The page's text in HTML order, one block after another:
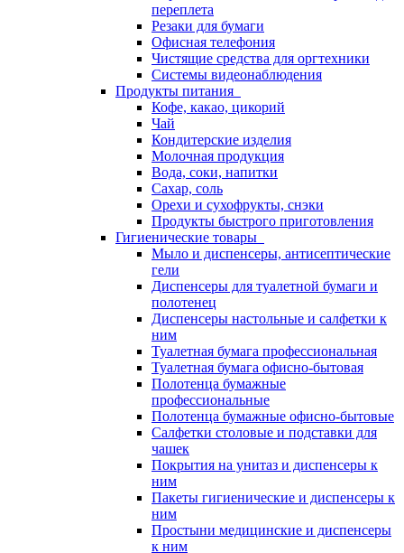
переплета
Резаки для бумаги
Офисная телефония
Чистящие средства для оргтехники
Системы видеонаблюдения
Продукты питания
Кофе, какао, цикорий
Чай
Кондитерские изделия
Молочная продукция
Вода, соки, напитки
Сахар, соль
Орехи и сухофрукты, снэки
Продукты быстрого приготовления
Гигиенические товары
Мыло и диспенсеры, антисептические
гели
Диспенсеры для туалетной бумаги и
полотенец
Диспенсеры настольные и салфетки к
ним
Туалетная бумага профессиональная
Туалетная бумага офисно-бытовая
Полотенца бумажные
профессиональные
Полотенца бумажные офисно-бытовые
Салфетки столовые и подставки для
чашек
Покрытия на унитаз и диспенсеры к
ним
Пакеты гигиенические и диспенсеры к
ним
Простыни медицинские и диспенсеры
к ним